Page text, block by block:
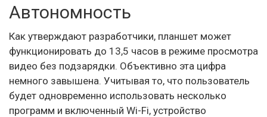
Автономность
Как утверждают разработчики, планшет может
функционировать до 13,5 часов в режиме просмотра
видео без подзарядки. Объективно эта цифра
немного завышена. Учитывая то, что пользователь
будет одновременно использовать несколько
программ и включенный Wi-Fi, устройство